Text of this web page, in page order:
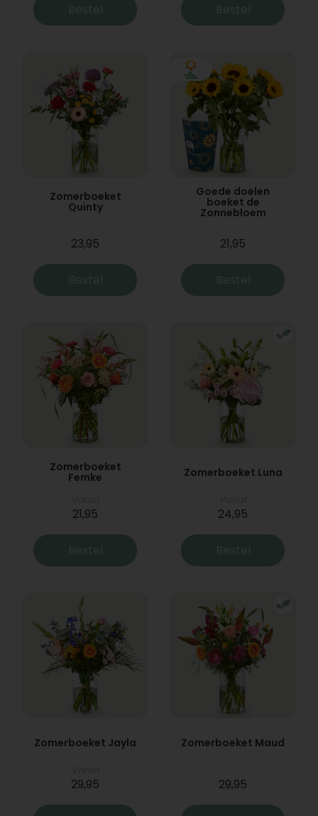
Bestel Bestel
Zomerboeket
Quinty
23,95
Bestel
Goede doelen
boeket de
Zonnebloem
21,95
Bestel
Zomerboeket
Femke
21,95
Bestel
Zomerboeket Luna
24,95
Bestel
Zomerboeket Jayla
29,95
Zomerboeket Maud
29,95